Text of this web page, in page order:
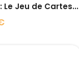
Le Jeu de Cartes...